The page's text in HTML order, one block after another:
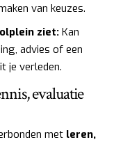
van keuzes.
ziet: Kan
advies of een
je verleden.
evaluatie
met leren,